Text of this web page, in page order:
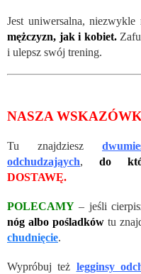
Jest uniwersalna, niezwykle
mężczyzn, jak i kobiet.
i ulepsz swój trening.
NASZA
Tu znajdziesz
odchudzająych, do
DOSTAWĘ.
POLECAMY – jeśli
nóg albo pośladków tu
chudnięcie.
Wypróbuj też legginsy